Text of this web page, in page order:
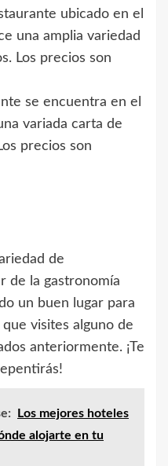
ubicado en el
una amplia variedad
Los precios son
se encuentra en el
variada carta de
precios son
de
de la gastronomía
un buen lugar para
visites alguno de
anteriormente. ¡Te
Los mejores hoteles
alojarte en tu